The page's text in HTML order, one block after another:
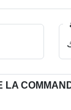
LA